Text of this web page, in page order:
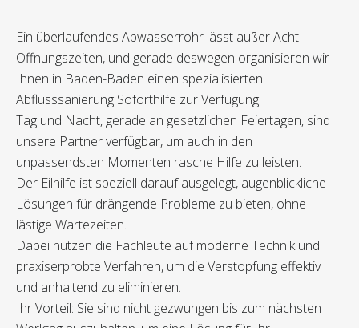
Ein überlaufendes Abwasserrohr lässt außer Acht
Öffnungszeiten, und gerade deswegen organisieren wir
Ihnen in Baden-Baden einen spezialisierten
Abflusssanierung Soforthilfe zur Verfügung.
Tag und Nacht, gerade an gesetzlichen Feiertagen, sind
unsere Partner verfügbar, um auch in den
unpassendsten Momenten rasche Hilfe zu leisten.
Der Eilhilfe ist speziell darauf ausgelegt, augenblickliche
Lösungen für drängende Probleme zu bieten, ohne
lästige Wartezeiten.
Dabei nutzen die Fachleute auf moderne Technik und
praxiserprobte Verfahren, um die Verstopfung effektiv
und anhaltend zu eliminieren.
Ihr Vorteil: Sie sind nicht gezwungen bis zum nächsten